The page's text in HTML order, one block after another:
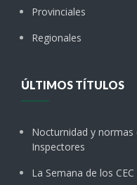
Provinciales
Regionales
ÚLTIMOS TÍTULOS
Nocturnidad y normas
Inspectores
La Semana de los